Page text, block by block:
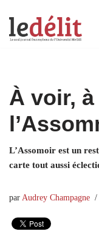
Aller
À voir,
L’Assomoir est un
carte tout aussi
par Audrey Champagne